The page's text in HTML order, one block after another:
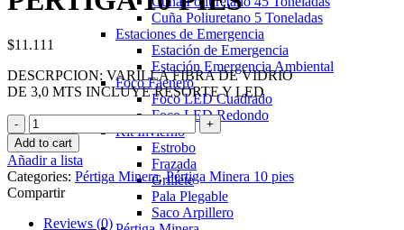
Cuña Poliuretano 5 Toneladas
Estaciones de Emergencia
Estación de Emergencia
Estación Emergencia Ambiental
Foco Faenero
Foco LED Cuadrado
Foco LED Redondo
Kit Invierno
Estrobo
Frazada
Grillete
Pala Plegable
Saco Arpillero
$11.111
DESCRPCION: VARILLA FIBRA DE VIDRIO
DE 3,0 MTS INCLUYE RESORTE Y LED
PERTIGA
10
PIES
quantity
Add to cart
Añadir a lista
Categories: Pértiga Minera, Pértiga Minera 10 pies
Compartir
Reviews (0)